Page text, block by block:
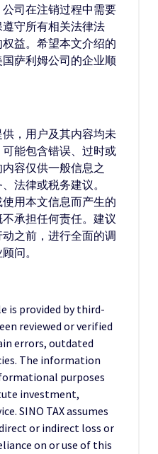
司在注销过程中需要
守所有相关法律法
益。希望本文介绍的
萨利姆公司的企业顺
，用户及其内容均未
可能包含错误、过时或
容仅供一般信息之
法律或税务建议。
使用本文信息而产生的
承担任何责任。建议
之前，进行全面的调
问。
is provided by third-
reviewed or verified
errors, outdated
The information
purposes
investment,
SINO TAX assumes
or indirect loss or
on or use of this